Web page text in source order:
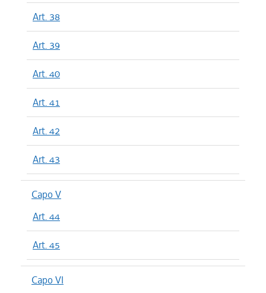
Art. 38
Art. 39
Art. 40
Art. 41
Art. 42
Art. 43
Capo V
Art. 44
Art. 45
Capo VI